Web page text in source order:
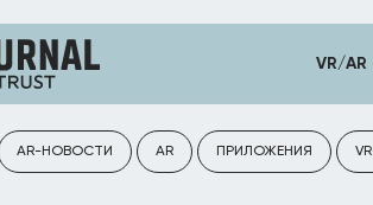
VR/
AR-НОВОСТИ AR ПРИЛОЖЕНИЯ